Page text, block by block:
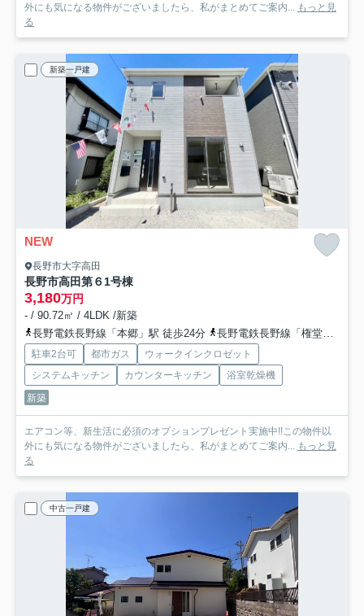
外にも気になる物件がございましたら、私がまとめてご案内... もっと見
る
新築一戸建
NEW
長野市大字高田
長野市高田第６1号棟
3,180万円
- / 90.72㎡ / 4LDK /新築
長野電鉄長野線「本郷」駅 徒歩24分
長野電鉄長野線「権堂」駅 徒歩25分
駐車2台可 都市ガス
ウォークインクロゼット
システムキッチン
カウンターキッチン
浴室乾燥機
新築
エアコン等、新生活に必須のオプションプレゼント実施中!!この物件以
外にも気になる物件がございましたら、私がまとめてご案内... もっと見
る
中古一戸建